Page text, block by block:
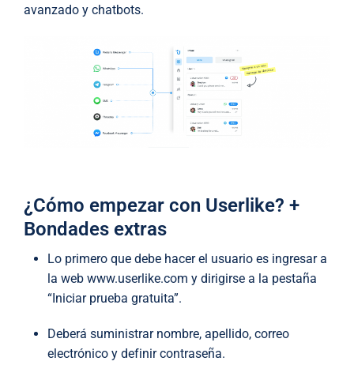
avanzado y chatbots.
¿Cómo empezar con Userlike? +
Bondades extras
Lo primero que debe hacer el usuario es ingresar a
la web www.userlike.com y dirigirse a la pestaña
“Iniciar prueba gratuita”.
Deberá suministrar nombre, apellido, correo
electrónico y definir contraseña.